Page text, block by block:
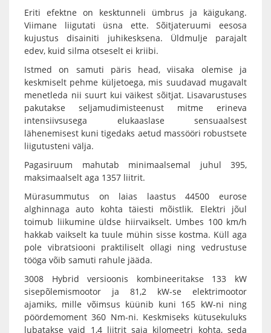
Eriti efektne on kesktunneli ümbrus ja käigukang.
Viimane liigutati üsna ette. Sõitjateruumi eesosa
kujustus disainiti juhikesksena. Üldmulje parajalt
edev, kuid silma otseselt ei kriibi.
Istmed on samuti päris head, viisaka olemise ja
keskmiselt pehme küljetoega, mis suudavad mugavalt
menetleda nii suurt kui väikest sõitjat. Lisavarustuses
pakutakse seljamudimisteenust mitme erineva
intensiivsusega elukaaslase sensuaalsest
lähenemisest kuni tigedaks aetud massööri robustsete
liigutusteni välja.
Pagasiruum mahutab minimaalsemal juhul 395,
maksimaalselt aga 1357 liitrit.
Mürasummutus on laias laastus 44500 eurose
alghinnaga auto kohta täiesti mõistlik. Elektri jõul
toimub liikumine üldse hiirvaikselt. Umbes 100 km/h
hakkab vaikselt ka tuule mühin sisse kostma. Küll aga
pole vibratsiooni praktiliselt ollagi ning vedrustuse
tööga võib samuti rahule jääda.
3008 Hybrid versioonis kombineeritakse 133 kW
sisepõlemismootor ja 81,2 kW-se elektrimootor
ajamiks, mille võimsus küünib kuni 165 kW-ni ning
pöördemoment 360 Nm-ni. Keskmiseks kütusekuluks
lubatakse vaid 1,4 liitrit saja kilomeetri kohta, seda